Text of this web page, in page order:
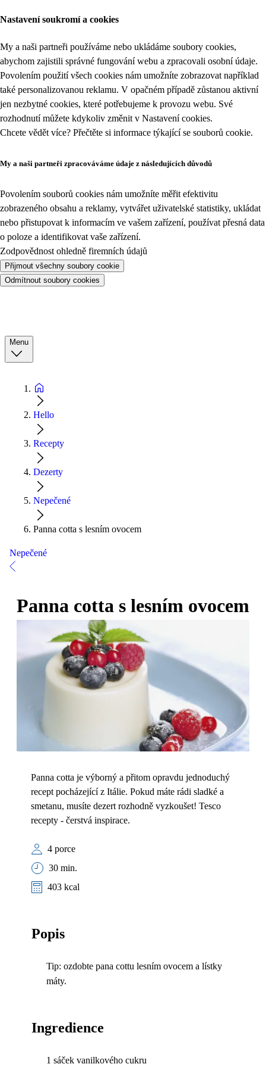
Nastavení soukromí a cookies
My a naši partneři používáme nebo ukládáme soubory cookies,
abychom zajistili správné fungování webu a zpracovali osobní údaje.
Povolením použití všech cookies nám umožníte zobrazovat například
také personalizovanou reklamu. V opačném případě zůstanou aktivní
jen nezbytné cookies, které potřebujeme k provozu webu. Své
rozhodnutí můžete kdykoliv změnit v Nastavení cookies.
Chcete vědět více? Přečtěte si informace týkající se souborů cookie.
My a naši partneři zpracováváme údaje z následujících důvodů
Povolením souborů cookies nám umožníte měřit efektivitu
zobrazeného obsahu a reklamy, vytvářet uživatelské statistiky, ukládat
nebo přistupovat k informacím ve vašem zařízení, používat přesná data
o poloze a identifikovat vaše zařízení.
Zodpovědnost ohledně firemních údajů
Přijmout všechny soubory cookie
Odmítnout soubory cookies
Menu
Hello
Recepty
Dezerty
Nepečené
Panna cotta s lesním ovocem
Nepečené
Panna cotta s lesním ovocem
Panna cotta je výborný a přitom opravdu jednoduchý
recept pocházející z Itálie. Pokud máte rádi sladké a
smetanu, musíte dezert rozhodně vyzkoušet! Tesco
recepty - čerstvá inspirace.
4 porce
30 min.
403 kcal
Popis
Tip: ozdobte pana cottu lesním ovocem a lístky
máty.
Ingredience
1 sáček vanilkového cukru